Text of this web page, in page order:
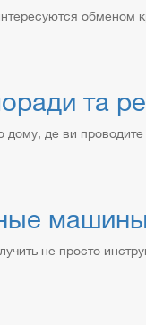
обменом
та
де ви
не просто